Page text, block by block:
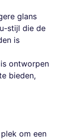
glans
stijl die de
is
ontworpen
bieden,
om een